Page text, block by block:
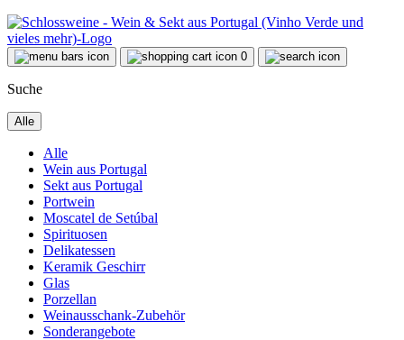
0
Suche
Alle
Alle
Wein aus Portugal
Sekt aus Portugal
Portwein
Moscatel de Setúbal
Spirituosen
Delikatessen
Keramik Geschirr
Glas
Porzellan
Weinausschank-Zubehör
Sonderangebote